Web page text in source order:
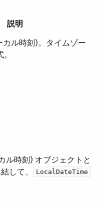
説明
カル時刻)。タイムゾー
ル時刻) オブジェクトと
して、​ LocalDateTime